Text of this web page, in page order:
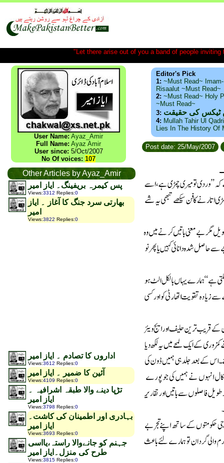
"Let there arise out of you a band of people
User Name: Ayaz_Amir
Full Name: Ayaz Amir
User since: 5/Oct/2007
No Of voices: 107
Other Articles by Ayaz_Amir
پس کیمرہ بریفینگ۔ ایاز امیر
Views:3312 Replies:0
بھارتی سرد جنگ کا آغاز ۔ ایاز
امیر
Views:3822 Replies:0
اداروں کا تصادم ۔ ایاز امیر
Views:3612 Replies:0
آئین کا ضمیر ۔ ایاز امیر
Views:4109 Replies:0
تڑپا دینے والا طبقہ اشرافیہ ۔
ایاز امیر
Views:3798 Replies:0
بہادری اور اطمینان کی کاشت۔
ایاز امیر
Views:3693 Replies:0
جہنم کو جانےوالا راستہ،یااسی
طرح کی منزل۔ایاز امیر
Views:3815 Replies:0
Editor's Pick
1: ~Must Read~
Risaalut ~Must Read~
2: ~Must Read~ Holy
~Must Read~
3: ٹیکس کی حقیقت
4: Mullah Tahir Ul
Lies In The History Of
Post date: 25/May/2007